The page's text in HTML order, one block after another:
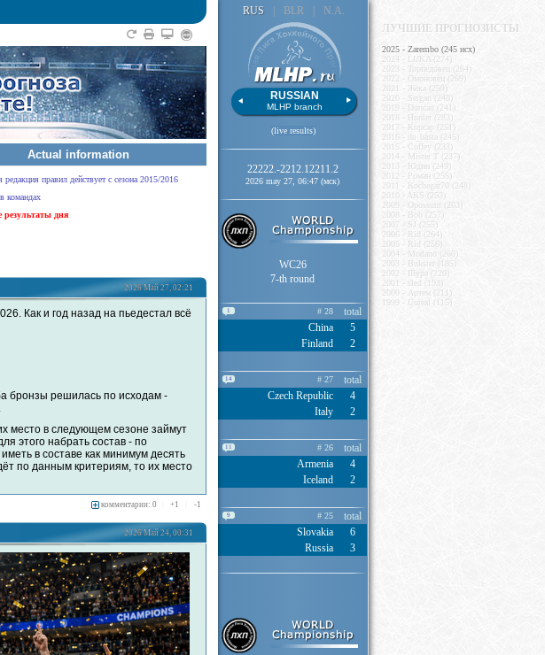
Actual information
редакция правил действует с сезона 2015/2016
командах
результаты дня
2026 Май 27, 02:21
Как и год назад на пьедестал всё
бронзы решилась по исходам -
место в следующем сезоне займут
этого набрать состав - по
в составе как минимум десять
по данным критериям, то их место
комментарии: 0 +1 -1
2026 Май 24, 00:31
RUS BLR N.A.
RUSSIAN
MLHP branch
(live results)
22222.-2212.12211.2
2026 may 27, 06:47 (мск)
WC26
7-th round
1 # 28
total
China
Finland
5
2
14 # 27
total
Czech Republic
Italy
4
2
11 # 26
total
Armenia
Iceland
4
2
9 # 25
total
Slovakia
Russia
6
3
ЛУЧШИЕ ПРОГНОЗИСТЫ
2025 - Zarembo (245 исх)
2024 - LUKA (274)
2023 - Торпедовец (264)
2022 - Омоновец (269)
2021 - Жека (259)
2020 - Sergan (248)
2019 - Duncan (241)
2018 - Hunter (283)
2017 - Корсар (251)
2016 - da_basta (245)
2015 - Coffey (233)
2014 - Mister T (237)
2013 - Юдин (249)
2012 - Роман (255)
2011 - Kochegar70 (248)
2010 - AKS (253)
2009 - Opossum (263)
2008 - Bob (257)
2007 - SJ (255)
2006 - Rid (264)
2005 - Rid (256)
2004 - Modano (260)
2003 - Bukster (185)
2002 - IIIypa (220)
2001 - sled (193)
2000 - Артем (211)
1999 - Unreal (115)